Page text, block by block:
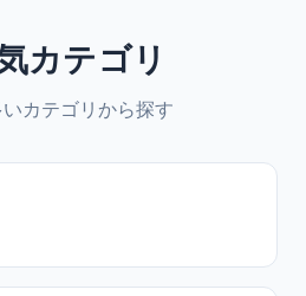
カテゴリ
カテゴリから探す